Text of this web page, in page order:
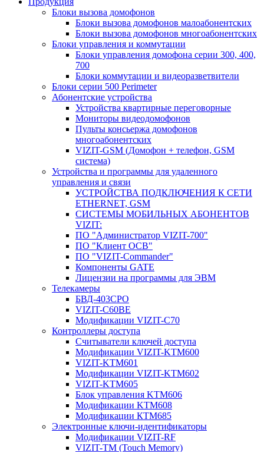
Блоки вызова домофонов
Блоки вызова домофонов малоабонентских
Блоки вызова домофонов многоабонентских
Блоки управления и коммутации
Блоки управления домофона серии 300, 400,
700
Блоки коммутации и видеоразветвители
Блоки серии 500 Perimeter
Абонентские устройства
Устройства квартирные переговорные
Мониторы видеодомофонов
Пульты консьержа домофонов
многоабонентских
VIZIT-GSM (Домофон + телефон, GSM
система)
Устройства и программы для удаленного
управления и связи
УСТРОЙСТВА ПОДКЛЮЧЕНИЯ К СЕТИ
ETHERNET, GSM
CИСТЕМЫ МОБИЛЬНЫХ АБОНЕНТОВ
VIZIT:
ПО "Администратор VIZIT-700"
ПО "Клиент ОСВ"
ПО "VIZIT-Commander"
Компоненты GATE
Лицензии на программы для ЭВМ
Телекамеры
БВД-403СРО
VIZIT-С60BE
Модификации VIZIT-C70
Контроллеры доступа
Считыватели ключей доступа
Модификации VIZIT-KTM600
VIZIT-KTM601
Модификации VIZIT-KTM602
VIZIT-KTM605
Блок управления KTM606
Модификации KTM608
Модификации КТМ685
Электронные ключи-идентификаторы
Модификации VIZIT-RF
VIZIT-TM (Touch Memory)